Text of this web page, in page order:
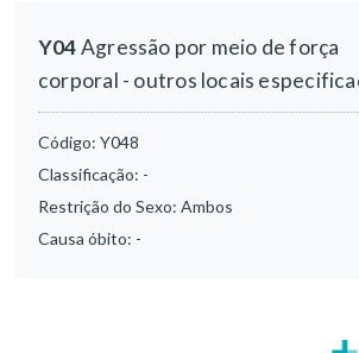
Y04Agressão por meio de força
corporal - outros locais
Código: Y048
Classificação: -
Restrição do Sexo: Ambos
Causa óbito: -